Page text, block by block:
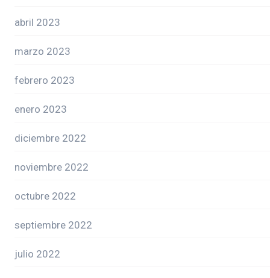
abril 2023
marzo 2023
febrero 2023
enero 2023
diciembre 2022
noviembre 2022
octubre 2022
septiembre 2022
julio 2022